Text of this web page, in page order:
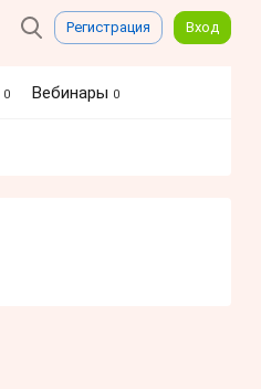
Регистрация Вход
0 Вебинары 0